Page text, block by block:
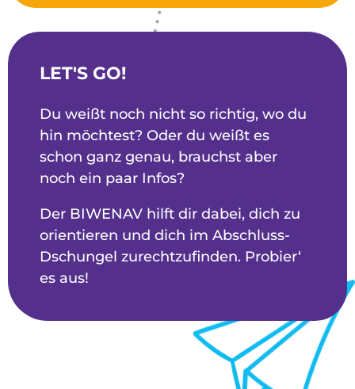
LET'S GO!
Du weißt noch nicht so richtig, wo du
hin möchtest? Oder du weißt es
schon ganz genau, brauchst aber
noch ein paar Infos?
Der BIWENAV hilft dir dabei, dich zu
orientieren und dich im Abschluss-
Dschungel zurechtzufinden. Probier‘
es aus!